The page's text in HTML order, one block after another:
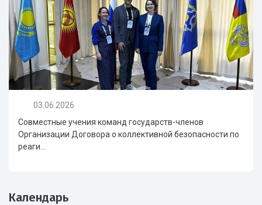
03.06.2026
Совместные учения команд государств-членов
Организации Договора о коллективной безопасности по
реаги...
Календарь